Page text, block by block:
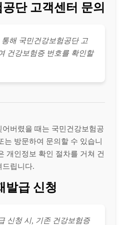
단 고객센터 문의
해 국민건강보험공단 고
건강보험증 번호를 확인할
버렸을 때는 국민건강보험공
는 방문하여 문의할 수 있습니
개인정보 확인 절차를 거쳐 건
드립니다.
발급 신청
신청 시, 기존 건강보험증